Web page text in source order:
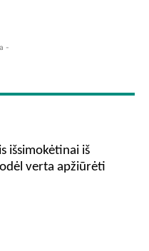
-
išsimokėtinai iš
verta apžiūrėti